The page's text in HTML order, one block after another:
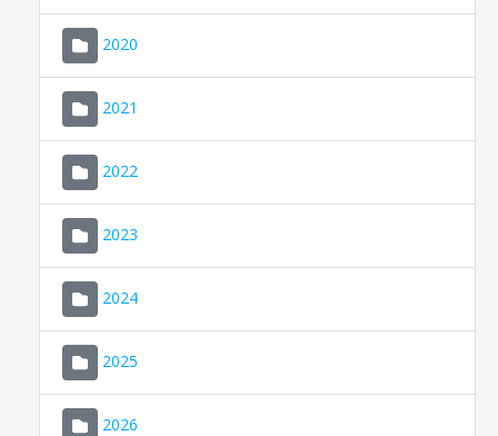
2020
2021
2022
2023
2024
2025
2026